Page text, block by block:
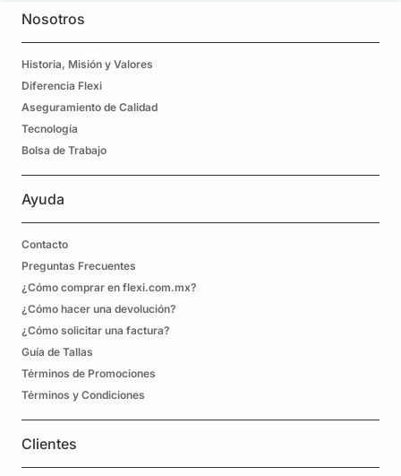
Nosotros
Historia, Misión y Valores
Diferencia Flexi
Aseguramiento de Calidad
Tecnología
Bolsa de Trabajo
Ayuda
Contacto
Preguntas Frecuentes
¿Cómo comprar en flexi.com.mx?
¿Cómo hacer una devolución?
¿Cómo solicitar una factura?
Guía de Tallas
Términos de Promociones
Términos y Condiciones
Clientes